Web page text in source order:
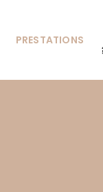
PRESTATIONS